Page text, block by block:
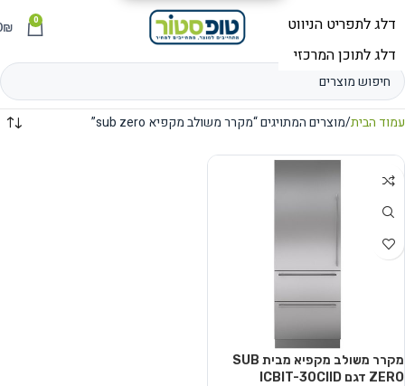
תפריט 0
₪
עמוד הבית מוצרים המתויגים “מקרר משולב מקפיא sub zero”
מקרר משולב מקפיא מבית SUB
ZERO דגם ICBIT-30CIID